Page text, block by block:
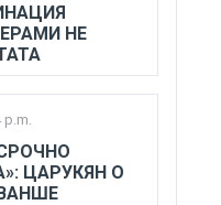
НЕ
ЦАРУКЯН О